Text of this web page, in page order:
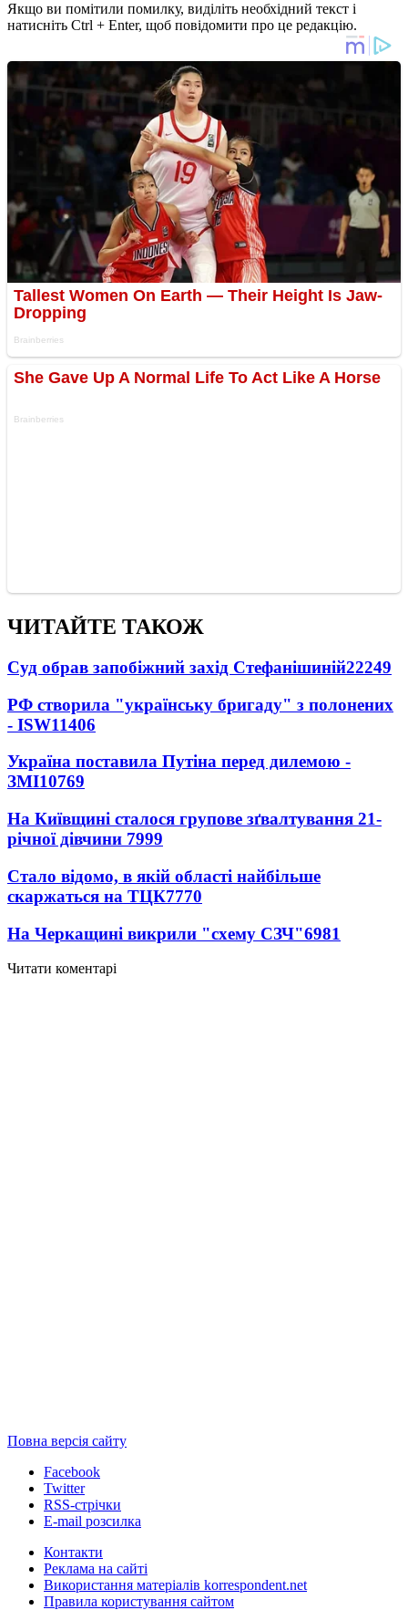
Якщо ви помітили помилку, виділіть необхідний текст і
натисніть Ctrl + Enter, щоб повідомити про це редакцію.
ЧИТАЙТЕ ТАКОЖ
Суд обрав запобіжний захід Стефанішиній22249
РФ створила "українську бригаду" з полонених
- ISW11406
Україна поставила Путіна перед дилемою -
ЗМІ10769
На Київщині сталося групове зґвалтування 21-
річної дівчини 7999
Стало відомо, в якій області найбільше
скаржаться на ТЦК7770
На Черкащині викрили "схему СЗЧ"6981
Читати коментарі
Повна версія сайту
Facebook
Twitter
RSS-стрічки
E-mail розсилка
Контакти
Реклама на сайті
Використання матеріалів korrespondent.net
Правила користування сайтом